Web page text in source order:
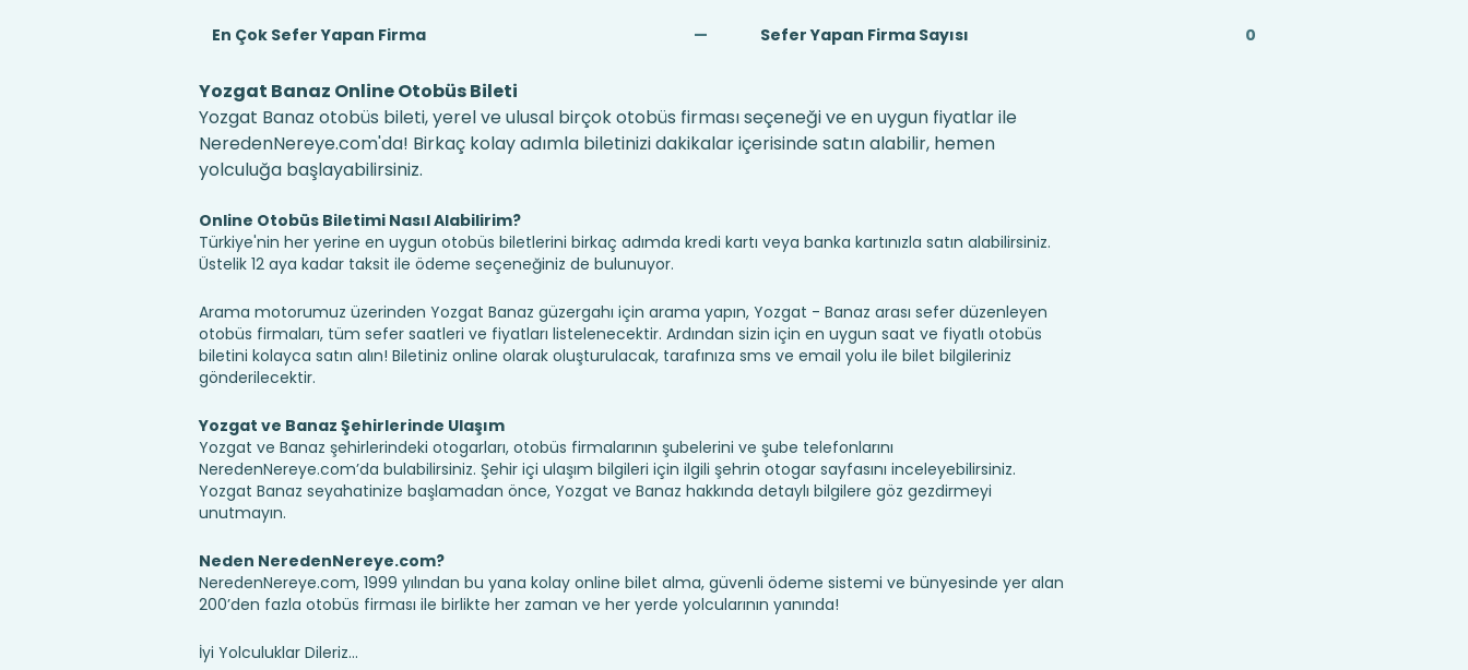
En Çok Sefer Yapan Firma — Sefer Yapan Firma Sayısı 0
Yozgat Banaz Online Otobüs Bileti
Yozgat Banaz otobüs bileti, yerel ve ulusal birçok otobüs firması seçeneği ve en uygun fiyatlar ile
NeredenNereye.com'da! Birkaç kolay adımla biletinizi dakikalar içerisinde satın alabilir, hemen
yolculuğa başlayabilirsiniz.
Online Otobüs Biletimi Nasıl Alabilirim?
Türkiye'nin her yerine en uygun otobüs biletlerini birkaç adımda kredi kartı veya banka kartınızla satın alabilirsiniz.
Üstelik 12 aya kadar taksit ile ödeme seçeneğiniz de bulunuyor.
Arama motorumuz üzerinden Yozgat Banaz güzergahı için arama yapın, Yozgat - Banaz arası sefer düzenleyen
otobüs firmaları, tüm sefer saatleri ve fiyatları listelenecektir. Ardından sizin için en uygun saat ve fiyatlı otobüs
biletini kolayca satın alın! Biletiniz online olarak oluşturulacak, tarafınıza sms ve email yolu ile bilet bilgileriniz
gönderilecektir.
Yozgat ve Banaz Şehirlerinde Ulaşım
Yozgat ve Banaz şehirlerindeki otogarları, otobüs firmalarının şubelerini ve şube telefonlarını
NeredenNereye.com’da bulabilirsiniz. Şehir içi ulaşım bilgileri için ilgili şehrin otogar sayfasını inceleyebilirsiniz.
Yozgat Banaz seyahatinize başlamadan önce, Yozgat ve Banaz hakkında detaylı bilgilere göz gezdirmeyi
unutmayın.
Neden NeredenNereye.com?
NeredenNereye.com, 1999 yılından bu yana kolay online bilet alma, güvenli ödeme sistemi ve bünyesinde yer alan
200’den fazla otobüs firması ile birlikte her zaman ve her yerde yolcularının yanında!
İyi Yolculuklar Dileriz...